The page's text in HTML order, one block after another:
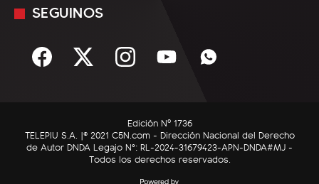
Sociedad
C5N Autos
RatingCero
Mediakit
Términos y condiciones
SEGUINOS
Edición Nº 1736
TELEPIU S.A. |© 2021 C5N.com - Dirección Nacional del Derecho
de Autor DNDA Legajo N°: RL-2024-31679423-APN-DNDA#MJ -
Todos los derechos reservados.